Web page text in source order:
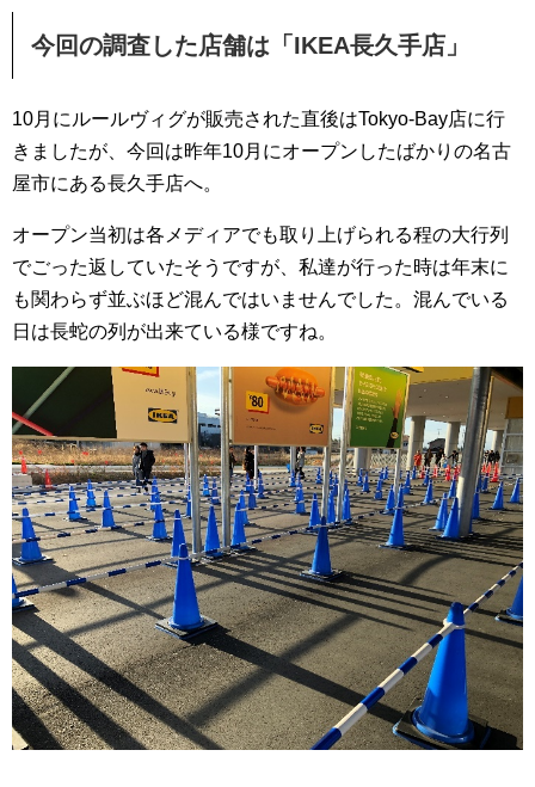
今回の調査した店舗は「IKEA長久手店」
10月にルールヴィグが販売された直後はTokyo-Bay店に行
きましたが、今回は昨年10月にオープンしたばかりの名古
屋市にある長久手店へ。
オープン当初は各メディアでも取り上げられる程の大行列
でごった返していたそうですが、私達が行った時は年末に
も関わらず並ぶほど混んではいませんでした。混んでいる
日は長蛇の列が出来ている様ですね。